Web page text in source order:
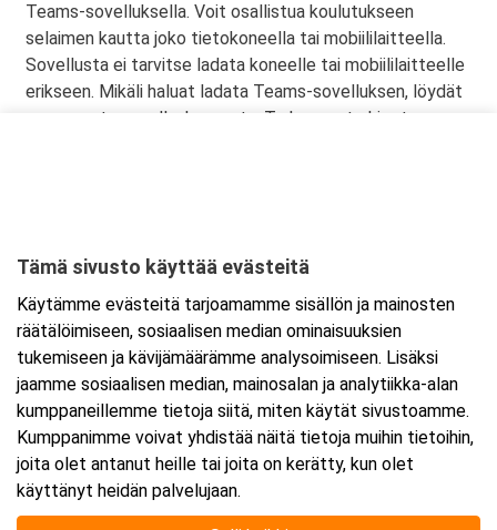
Teams-sovelluksella. Voit osallistua koulutukseen
selaimen kautta joko tietokoneella tai mobiililaitteella.
Sovellusta ei tarvitse ladata koneelle tai mobiililaitteelle
erikseen. Mikäli haluat ladata Teams-sovelluksen, löydät
sen omasta sovelluskaupasta. Tarkemmat ohjeet
Ajankohta
Alkaa:19.5.2026 08:30
Päättyy:20.5.2026 15:30
Lisää tapahtuma kalenteriisi
Tämä sivusto käyttää evästeitä
Käytämme evästeitä tarjoamamme sisällön ja mainosten
räätälöimiseen, sosiaalisen median ominaisuuksien
tukemiseen ja kävijämäärämme analysoimiseen. Lisäksi
jaamme sosiaalisen median, mainosalan ja analytiikka-alan
kumppaneillemme tietoja siitä, miten käytät sivustoamme.
Kumppanimme voivat yhdistää näitä tietoja muihin tietoihin,
joita olet antanut heille tai joita on kerätty, kun olet
käyttänyt heidän palvelujaan.